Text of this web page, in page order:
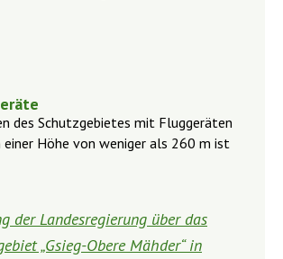
des Schutzgebietes mit Fluggeräten
einer Höhe von weniger als 260 m ist
der Landesregierung über das
„Gsieg-Obere Mähder“ in